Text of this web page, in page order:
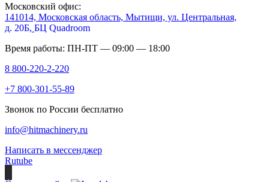
Московский офис:
141014, Московская область, Мытищи, ул. Центральная,
д. 20Б, БЦ Quadroom
Время работы: ПН-ПТ — 09:00 — 18:00
8 800-220-2-220
+7 800-301-55-89
Звонок по России бесплатно
info@hitmachinery.ru
Написать в мессенджер
Rutube